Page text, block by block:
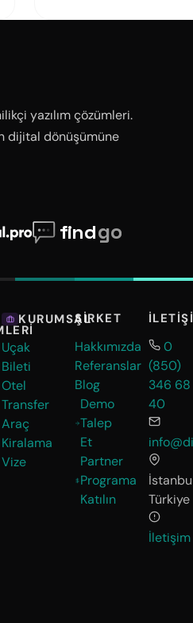
yazılım çözümleri.
dijital dönüşümüne
KURUMSAL
Uçak
Bileti
Otel
Transfer
Araç
Kiralama
Vize
ŞIRKET
Hakkımızda
Referanslar
Blog
Demo
Talep
Et
Partner
Programa
Katılın
0
(850)
346 68
40
Türkiye
İletişim